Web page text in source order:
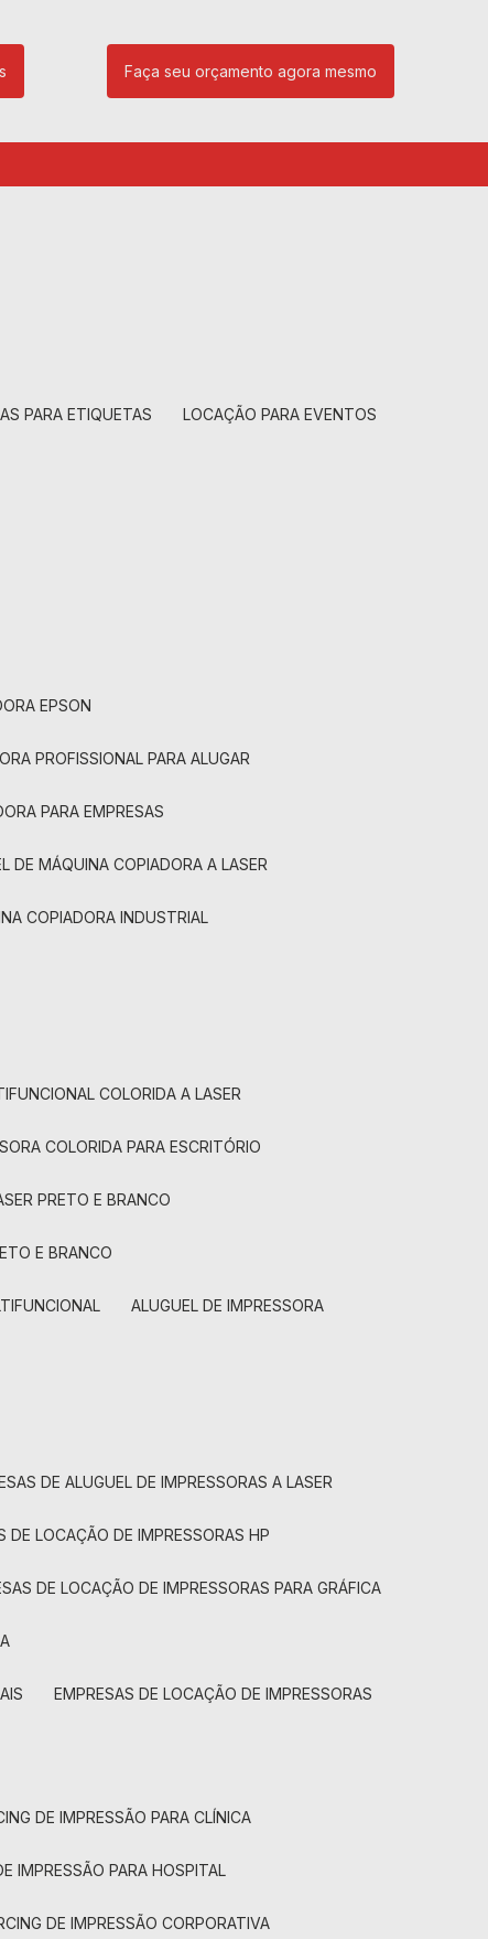
Faça seu orçamento agora mesmo
PARA ETIQUETAS LOCAÇÃO PARA EVENTOS
EPSON
PROFISSIONAL PARA ALUGAR
PARA EMPRESAS
DE MÁQUINA COPIADORA A LASER
COPIADORA INDUSTRIAL
COLORIDA A LASER
COLORIDA PARA ESCRITÓRIO
PRETO E BRANCO
E BRANCO
ALUGUEL DE IMPRESSORA
DE ALUGUEL DE IMPRESSORAS A LASER
DE LOCAÇÃO DE IMPRESSORAS HP
DE LOCAÇÃO DE IMPRESSORAS PARA GRÁFICA
EMPRESAS DE LOCAÇÃO DE IMPRESSORAS
DE IMPRESSÃO PARA CLÍNICA
IMPRESSÃO PARA HOSPITAL
DE IMPRESSÃO CORPORATIVA